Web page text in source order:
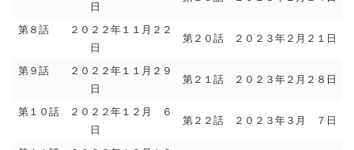
日
第８話 ２０２２年１１月２２
日
第２０話 ２０２３年２月２１日
第９話 ２０２２年１１月２９
日
第２１話 ２０２３年２月２８日
第１０話 ２０２２年１２月 ６
日
第２２話 ２０２３年３月 ７日